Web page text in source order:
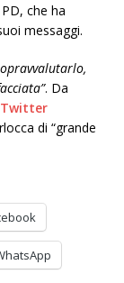
che ha
messaggi.
. Da
Twitter
di “grande